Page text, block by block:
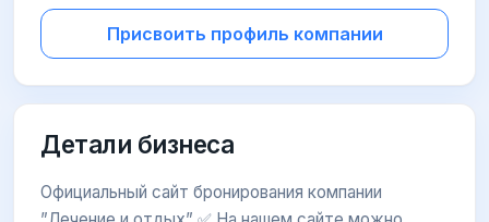
Присвоить профиль компании
Детали бизнеса
Официальный сайт бронирования компании